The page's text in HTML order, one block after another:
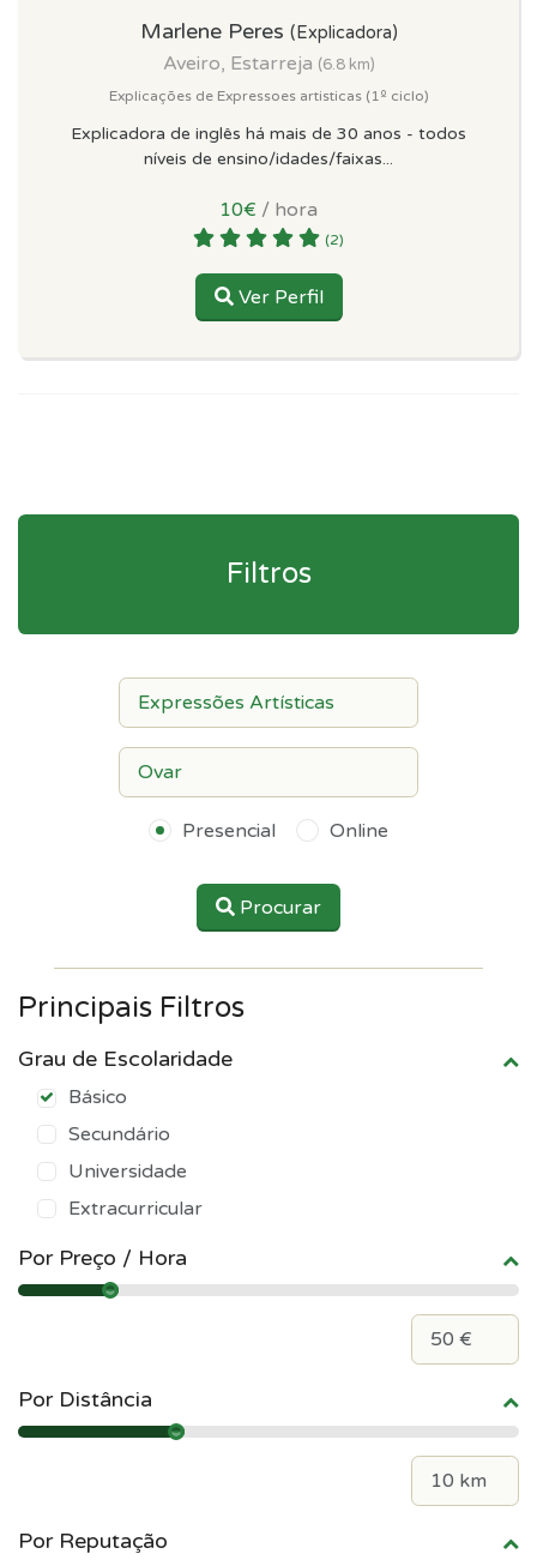
Marlene Peres (Explicadora)
Aveiro, Estarreja (6.8 km)
Explicações de Expressoes artisticas (1º ciclo)
Explicadora de inglês há mais de 30 anos - todos
níveis de ensino/idades/faixas...
10€ / hora
(2)
Ver Perfil
Filtros
Presencial Online
Procurar
Principais Filtros
Grau de Escolaridade
Básico
Secundário
Universidade
Extracurricular
Por Preço / Hora
Por Distância
Por Reputação